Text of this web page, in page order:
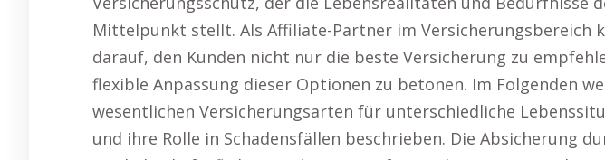
Mittelpunkt stellt. Als Affiliate-Partner im Versicherungsbereich
darauf, den Kunden nicht nur die beste Versicherung zu
flexible Anpassung dieser Optionen zu betonen. Im Folgenden
wesentlichen Versicherungsarten für unterschiedliche
und ihre Rolle in Schadensfällen beschrieben. Die Absicherung